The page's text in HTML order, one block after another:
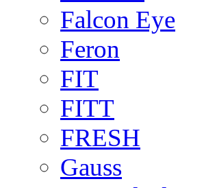
Falcon Eye
Feron
FIT
FITT
FRESH
Gauss